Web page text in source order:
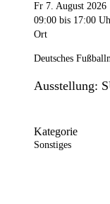
Fr 7. August 2026
09:00 bis 17:00
Ort
Deutsches
Ausstellung:
Kategorie
Sonstiges